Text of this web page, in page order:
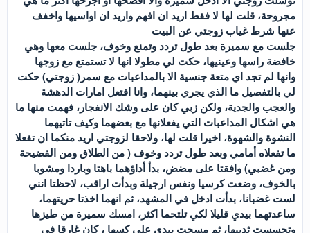
مجروحة، قلت لها لا فقط اريد ان افهم واريد ان اواسيها واخفف
عنها شرط غياب زوجتي عن البيت
جلست مع سميرة بعد طول تردد وتمنع وخوف، جلست معها وهي
خافضة راسها وعينيها، حكت لي مطولا انها لا تستمتع مع زوجها
وانها لم تجد اي متعة جنسية الا بالمداعبات مع سمر( زوجتي) حكت
لي بالتفصيل ما الذي يجري بينهما، وانا افتعل امارات الدهشة
والعجب والجدية، ولكن زبي كان على وشك الانفجار، فهمت منها ما
هي اشكال المداعبات التي يفعلانها مع بعضهما وكيف تاتيهما
النشوة والشهوة، اخيرا قلت لها، ولاحقا لزوجتي اريد منكما ان تفعلا
ما تفعلاه أمامي وبعد طول تردد وخوف ( من الطلاق ومن الفضيحة
ومن غضبي) وافقتا على مضض، بدأ أداؤهما باهتا وباردا ومشوبا
بالخوف، وضعت كرسيا ونفس ارجيلة وبدأت اراقب، لاحظتا انني
لست غضبانا، بدأت ادخل في المشهد، ثم انهما اخذتا حريتهما،
ساعدتهما بيدي قليلا لكي تلتحما اكثر، امسك سميرة من طيزها
وتحسست ثدييها، ثم مسحت بيدي على كسها ، كان غارقا في